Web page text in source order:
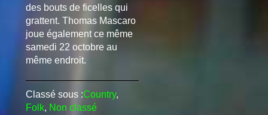
des bouts de ficelles qui
grattent. Thomas Mascaro
joue également ce même
samedi 22 octobre au
même endroit.
Classé sous :Country,
Folk, Non classé